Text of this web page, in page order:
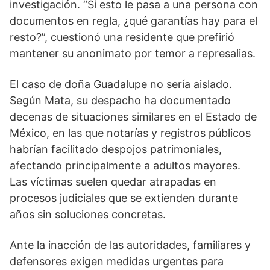
investigación. “Si esto le pasa a una persona con
documentos en regla, ¿qué garantías hay para el
resto?”, cuestionó una residente que prefirió
mantener su anonimato por temor a represalias.
El caso de doña Guadalupe no sería aislado.
Según Mata, su despacho ha documentado
decenas de situaciones similares en el Estado de
México, en las que notarías y registros públicos
habrían facilitado despojos patrimoniales,
afectando principalmente a adultos mayores.
Las víctimas suelen quedar atrapadas en
procesos judiciales que se extienden durante
años sin soluciones concretas.
Ante la inacción de las autoridades, familiares y
defensores exigen medidas urgentes para